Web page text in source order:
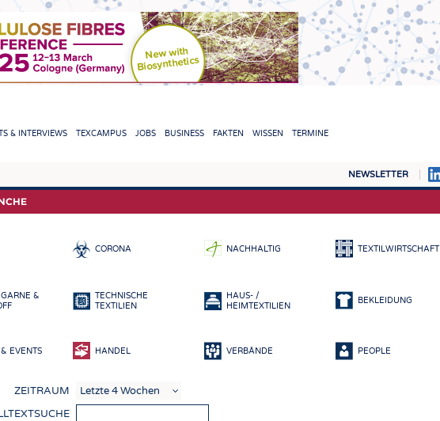
& INTERVIEWS TEXCAMPUS JOBS BUSINESS FAKTEN WISSEN TERMINE
NEWSLETTER
TEXTILE LEADERSHIP FASERN
GEWEBE
VLIESSTOFFE
CORONA NACHHALTIG TEXTILWIRTSCHAFT
&
TECHNISCHE
TEXTILIEN
HAUS- /
HEIMTEXTILIEN
BEKLEIDUNG
EVENTS HANDEL VERBÄNDE PEOPLE
ZEITRAUM